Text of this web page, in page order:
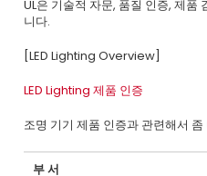
UL은 기술적 자문, 품질 인증, 제품
니다.
[LED Lighting Overview]
LED Lighting 제품 인증
조명 기기 제품 인증과 관련해서
부 서